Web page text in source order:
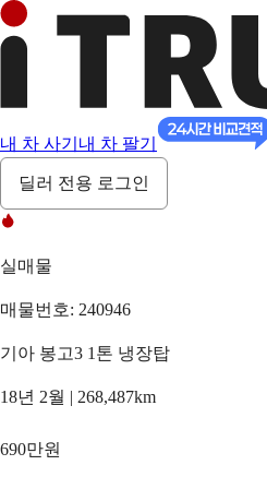
내 차 사기 내 차 팔기
딜러 전용 로그인
실매물
매물번호: 240946
기아 봉고3 1톤 냉장탑
18년 2월 | 268,487km
690만원